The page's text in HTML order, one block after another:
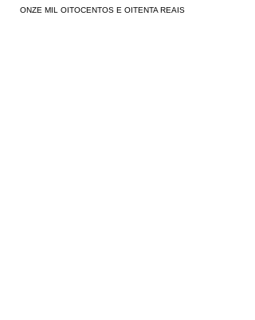
ONZE MIL OITOCENTOS E OITENTA REAIS